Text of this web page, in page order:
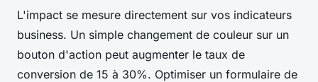
L'impact se mesure directement sur vos indicateurs
business. Un simple changement de couleur sur un
bouton d'action peut augmenter le taux de
conversion de 15 à 30%. Optimiser un formulaire de